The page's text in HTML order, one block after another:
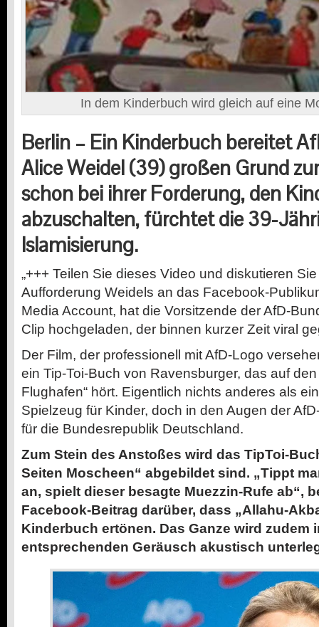
In dem Kinderbuch wird gleich auf eine
Berlin – Ein Kinderbuch bereitet
Alice Weidel (39) großen Grund
schon bei ihrer Forderung, den
abzuschalten, fürchtet die 39-
Islamisierung.
„+++ Teilen Sie dieses Video und diskutieren
Aufforderung Weidels an das Facebook-
Media Account, hat die Vorsitzende der AfD-
Clip hochgeladen, der binnen kurzer Zeit viral
Der Film, der professionell mit AfD-Logo
ein Tip-Toi-Buch von Ravensburger, das auf
Flughafen“ hört. Eigentlich nichts anderes als
Spielzeug für Kinder, doch in den Augen der
für die Bundesrepublik Deutschland.
Zum Stein des Anstoßes wird das TipToi-
Seiten Moscheen“ abgebildet sind. „Tippt
an, spielt dieser besagte Muezzin-Rufe ab“,
Facebook-Beitrag darüber, dass „Allahu-
Kinderbuch ertönen. Das Ganze wird zudem
entsprechenden Geräusch akustisch